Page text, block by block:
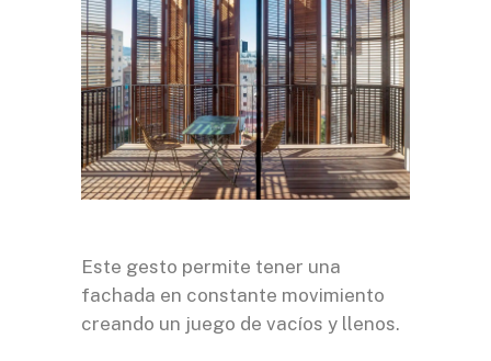
Este gesto permite tener una
fachada en constante movimiento
creando un juego de vacíos y llenos.